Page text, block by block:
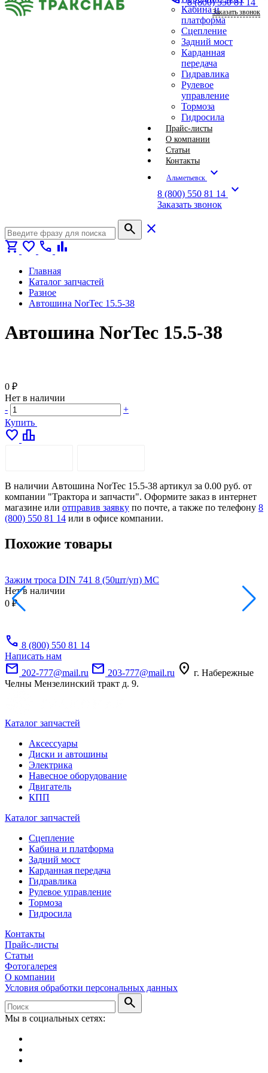
Кабина и
платформа
Сцепление
Задний мост
Карданная
передача
Гидравлика
Рулевое
управление
Тормоза
Гидросила
Прайс-листы
О компании
Статьи
Контакты
Альметьевск expand_more
8 (800) 550 81 14 expand_more
Заказать звонок
Заказать звонок
search
close
shopping_cart favorite call bar_chart
Главная
Каталог запчастей
Разное
Автошина NorTec 15.5-38
Автошина NorTec 15.5-38
0 ₽
Нет в наличии
-
+
Купить
favorite leaderboard
В наличии Автошина NorTec 15.5-38 артикул за 0.00 руб. от
компании "Трактора и запчасти". Оформите заказ в интернет
магазине или отправив заявку по почте, а также по телефону 8
(800) 550 81 14 или в офисе компании.
Похожие товары
Зажим троса DIN 741 8 (50шт/уп) МС
Нет в наличии
0 ₽
call 8 (800) 550 81 14
Написать нам
mail 202-777@mail.ru mail 203-777@mail.ru location_on г. Набережные
Челны Мензелинский тракт д. 9.
Каталог запчастей
Аксессуары
Диски и автошины
Электрика
Навесное оборудование
Двигатель
КПП
Каталог запчастей
Сцепление
Кабина и платформа
Задний мост
Карданная передача
Гидравлика
Рулевое управление
Тормоза
Гидросила
Контакты
Прайс-листы
Статьи
Фотогалерея
О компании
Условия обработки персональных данных
search
Мы в социальных сетях: